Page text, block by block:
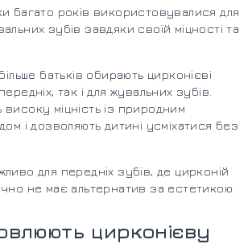
багато років використовувалися для
зубів завдяки своїй міцності та
батьків обирають цирконієві
так і для жувальних зубів.
міцність із природним
і дозволяють дитині усміхатися без
для передніх зубів, де цирконій
не має альтернатив за естетикою.
цирконієву